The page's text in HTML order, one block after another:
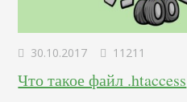
30.10.2017 11211
Что такое файл .htaccess